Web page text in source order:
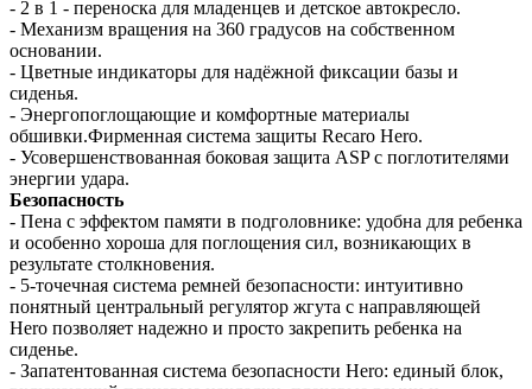
- 2 в 1 - переноска для младенцев и детское автокресло.
- Механизм вращения на 360 градусов на собственном
основании.
- Цветные индикаторы для надёжной фиксации базы и
сиденья.
- Энергопоглощающие и комфортные материалы
обшивки.Фирменная система защиты Recaro Hero.
- Усовершенствованная боковая защита ASP c поглотителями
энергии удара.
Безопасность
- Пена с эффектом памяти в подголовнике: удобна для ребенка
и особенно хороша для поглощения сил, возникающих в
результате столкновения.
- 5-точечная система ремней безопасности: интуитивно
понятный центральный регулятор жгута с направляющей
Hero позволяет надежно и просто закрепить ребенка на
сиденье.
- Запатентованная система безопасности Hero: единый блок,